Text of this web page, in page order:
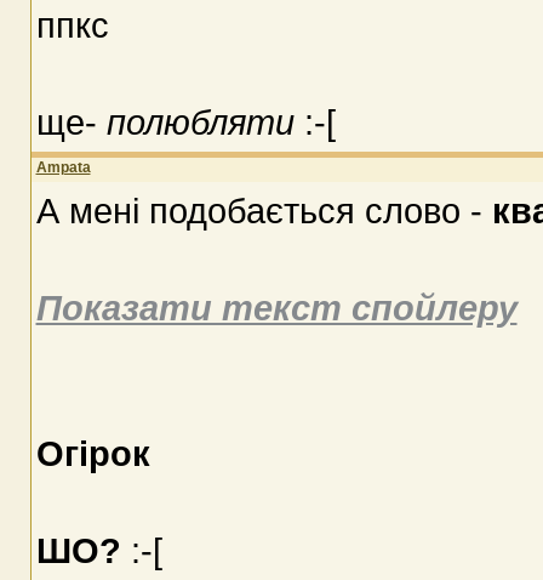
ппкс
ще- полюбляти:-[
Ampata
А мені подобається слово -
Показати текст спойлеру
Огірок
ШО? :-[